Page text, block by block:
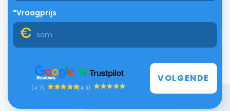
*Vraagprijs
(4.7) (4.3)
VOLGENDE